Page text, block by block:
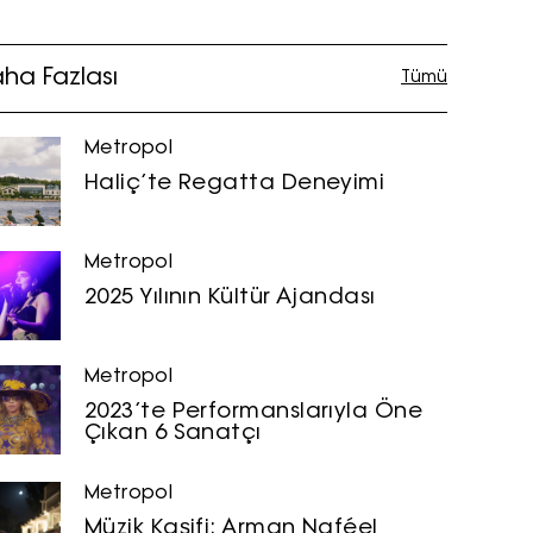
Fazlası Tümü
Metropol
Haliç’te Regatta Deneyimi
Metropol
2025 Yılının Kültür Ajandası
Metropol
2023’te Performanslarıyla Öne
Çıkan 6 Sanatçı
Metropol